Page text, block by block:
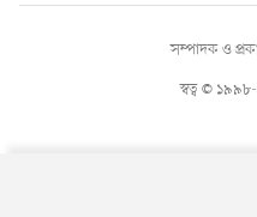
স্বত্ব ©
সম্পাদক ও